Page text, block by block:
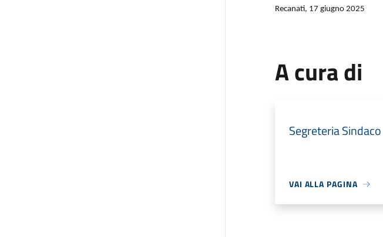
Recanati, 17 giugno 2025
A cura di
Segreteria Sindaco
VAI ALLA PAGINA